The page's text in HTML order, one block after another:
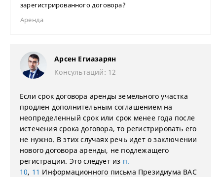
зарегистрированного договора?
Аренда
Арсен Егиазарян
Консультаций: 12
Если срок договора аренды земельного участка
продлен дополнительным соглашением на
неопределенный срок или срок менее года после
истечения срока договора, то регистрировать его
не нужно. В этих случаях речь идет о заключении
нового договора аренды, не подлежащего
регистрации. Это следует из п.
10, 11 Информационного письма Президиума ВАС